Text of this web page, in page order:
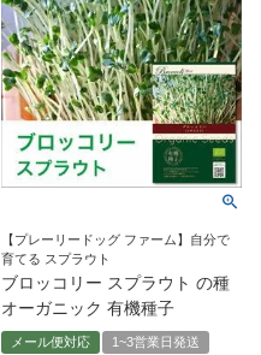
【プレーリードッグ ファーム】自分で
育てる スプラウト
ブロッコリー スプラウト の種
オーガニック 有機種子
メール便対応 1~3営業日発送